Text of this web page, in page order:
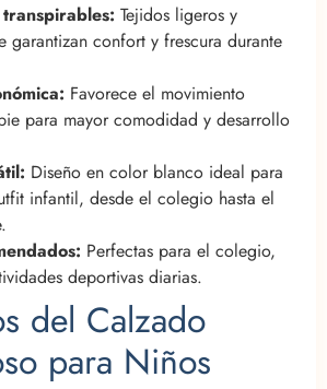
Tejidos ligeros y
garantizan confort y frescura durante
Favorece el movimiento
para mayor comodidad y desarrollo
Diseño en color blanco ideal para
infantil, desde el colegio hasta el
Perfectas para el colegio,
deportivas diarias.
del Calzado
para Niños